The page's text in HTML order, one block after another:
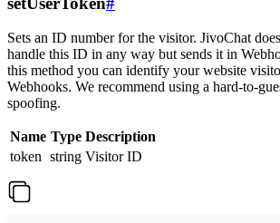
Sets an ID number for the visitor. JivoChat
handle this ID in any way but sends it in
this method you can identify your website
Webhooks. We recommend using a hard-to-
spoofing.
Name Type Description
token string Visitor ID